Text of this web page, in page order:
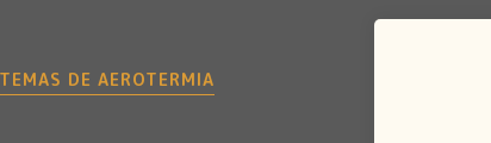
DE AEROTERMIA